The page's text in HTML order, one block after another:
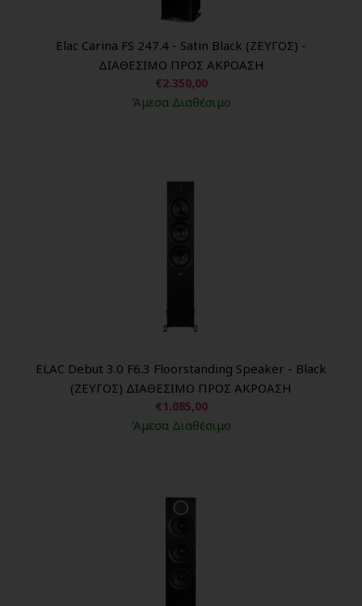
Elac Carina FS 247.4 - Satin Black (ΖΕΥΓΟΣ) -
ΔΙΑΘΕΣΙΜΟ ΠΡΟΣ ΑΚΡΟΑΣΗ
€2.350,00
Άμεσα Διαθέσιμο
ELAC Debut 3.0 F6.3 Floorstanding Speaker - Black
(ΖΕΥΓΟΣ) ΔΙΑΘΕΣΙΜΟ ΠΡΟΣ ΑΚΡΟΑΣΗ
€1.085,00
Άμεσα Διαθέσιμο